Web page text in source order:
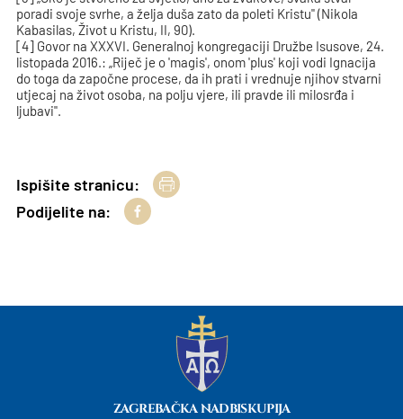
poradi svoje svrhe, a želja duša zato da poleti Kristu" (Nikola
Kabasilas, Život u Kristu, II, 90).
[4] Govor na XXXVI. Generalnoj kongregaciji Družbe Isusove, 24.
listopada 2016.: „Riječ je o 'magis', onom 'plus' koji vodi Ignacija
do toga da započne procese, da ih prati i vrednuje njihov stvarni
utjecaj na život osoba, na polju vjere, ili pravde ili milosrđa i
ljubavi".
Ispišite stranicu:
Podijelite na:
ZAGREBAČKA NADBISKUPIJA